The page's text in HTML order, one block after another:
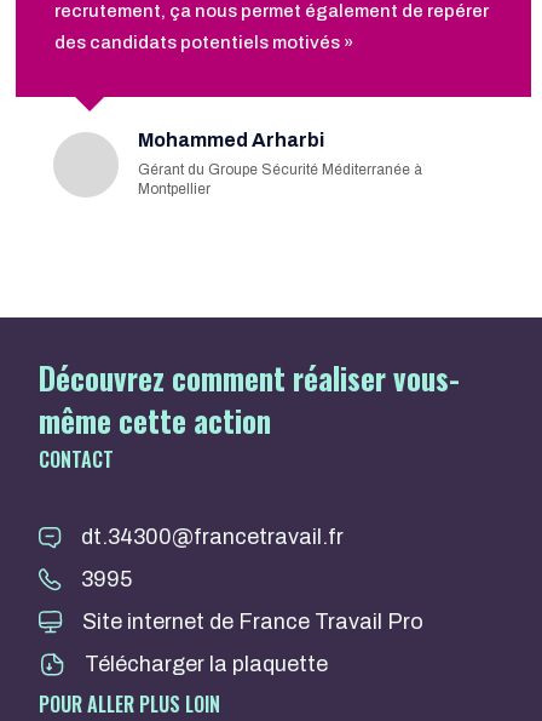
recrutement, ça nous permet également de repérer
des candidats potentiels motivés »
Mohammed Arharbi
Gérant du Groupe Sécurité Méditerranée à
Montpellier
Découvrez comment réaliser vous-
même cette action
CONTACT
dt.34300@francetravail.fr
3995
Site internet de France Travail Pro
Télécharger la plaquette
POUR ALLER PLUS LOIN